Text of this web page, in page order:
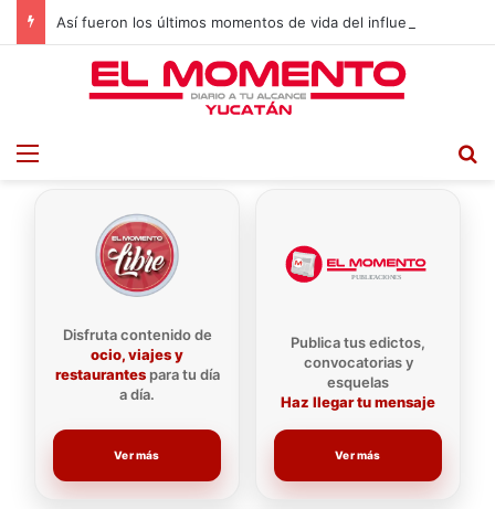
Menu
Disfruta contenido de
ocio, viajes y
restaurantespara tu día
a día.
Ver más
Publica tus edictos,
convocatorias y
esquelas
Haz llegar tu mensaje
Ver más